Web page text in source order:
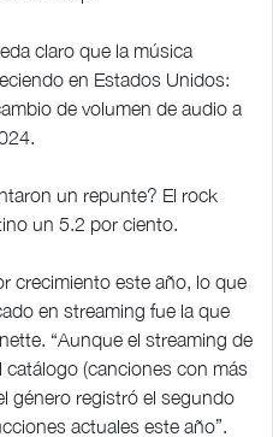
claro que la música
en Estados Unidos:
de volumen de audio a
un repunte? El rock
un 5.2 por ciento.
crecimiento este año, lo que
en streaming fue la que
“Aunque el streaming de
catálogo (canciones con más
género registró el segundo
actuales este año”.